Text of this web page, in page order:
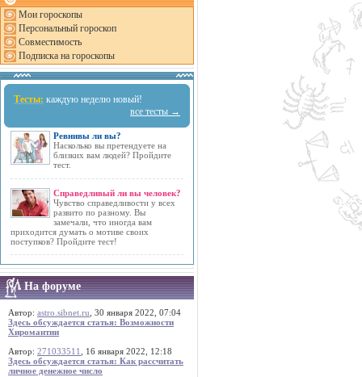
Мои гороскопы
Персональный гороскоп
Совместимость
Подписка на гороскопы
Тесты: каждую неделю новый!
все тесты →
Ревнивы ли вы?
Насколько вы претендуете на
близких вам людей? Пройдите
тест.
Справедливый ли вы человек?
Чувство справедливости у всех
развито по разному. Вы
замечали, что иногда вам
приходится думать о мотиве своих
поступков? Пройдите тест!
На форуме
Автор: astro.sibnet.ru , 30 января 2022, 07:04
Здесь обсуждается статья: Возможности
Хиромантии
Автор: 271033511
, 16 января 2022, 12:18
Здесь обсуждается статья: Как рассчитать
личное денежное число